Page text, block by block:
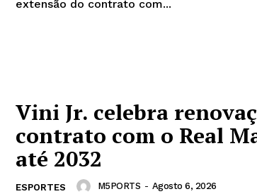
M5PORTS
extensão do contrato com...
Vini Jr. celebra
contrato com o Real
até 2032
ESPORTES M5PORTS - Agosto 6, 2026